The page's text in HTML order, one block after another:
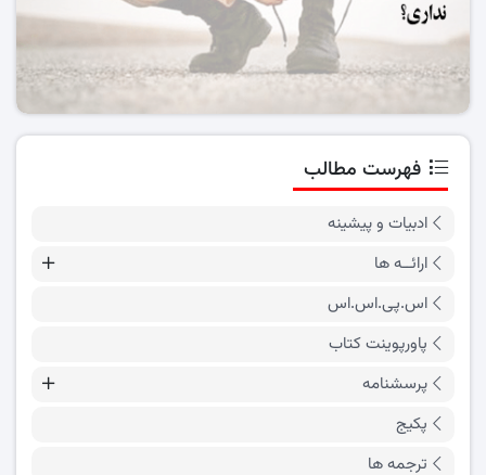
فهرست مطالب
ادبیات و پیشینه
ارائــه ها
اس.پی.اس.اس
پاورپوینت کتاب
پرسشنامه
پکیج
ترجمه ها